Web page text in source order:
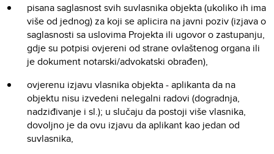
pisana saglasnost svih suvlasnika objekta (ukoliko ih ima
više od jednog) za koji se aplicira na javni poziv (izjava o
saglasnosti sa uslovima Projekta ili ugovor o zastupanju,
gdje su potpisi ovjereni od strane ovlaštenog organa ili
je dokument notarski/advokatski obrađen),
ovjerenu izjavu vlasnika objekta - aplikanta da na
objektu nisu izvedeni nelegalni radovi (dogradnja,
nadziđivanje i sl.); u slučaju da postoji više vlasnika,
dovoljno je da ovu izjavu da aplikant kao jedan od
suvlasnika,